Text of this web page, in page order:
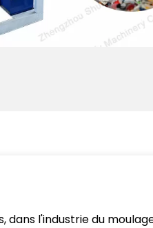
dans l'industrie du